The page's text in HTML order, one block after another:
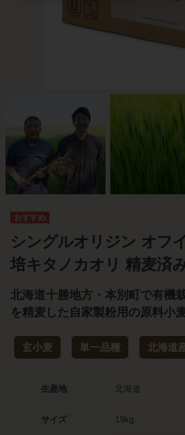
シングルオリジン オフ
培キタノカオリ 精麦済
北海道十勝地方・本別町で有機
を精麦した自家製粉用の原料小
玄小麦 単一品種 北海道
生産地 北海道
サイズ 19kg